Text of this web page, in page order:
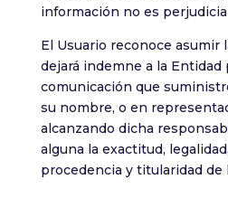
información no es
El Usuario reconoce asumir
dejará indemne a la Entidad
comunicación que
su nombre, o en
alcanzando dicha
alguna la exactitud,
procedencia y titularidad de